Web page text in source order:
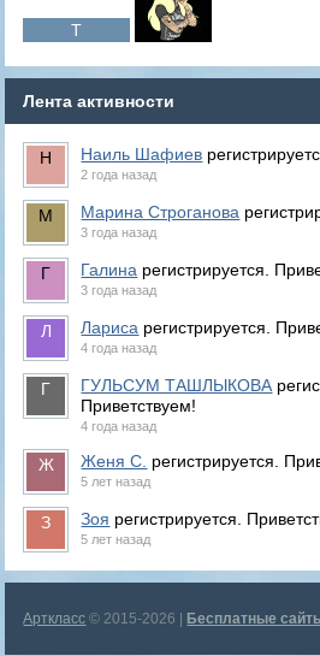
Лента активности
Наиль Шафиев
2 года назад
Марина Строганова
3 года назад
Галина регистрируется.
3 года назад
Лариса регистрируется.
4 года назад
ГУЛЬСУМ ТАШЛЫКОВА
Приветствуем!
4 года назад
Женя С. регистрируется.
5 лет назад
Зоя регистрируется.
5 лет назад
Арткласс © 2015-2026 | Бесплатные